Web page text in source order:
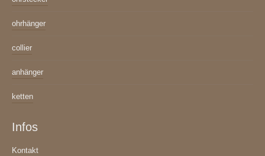
ohrhänger
collier
anhänger
ketten
Infos
Kontakt